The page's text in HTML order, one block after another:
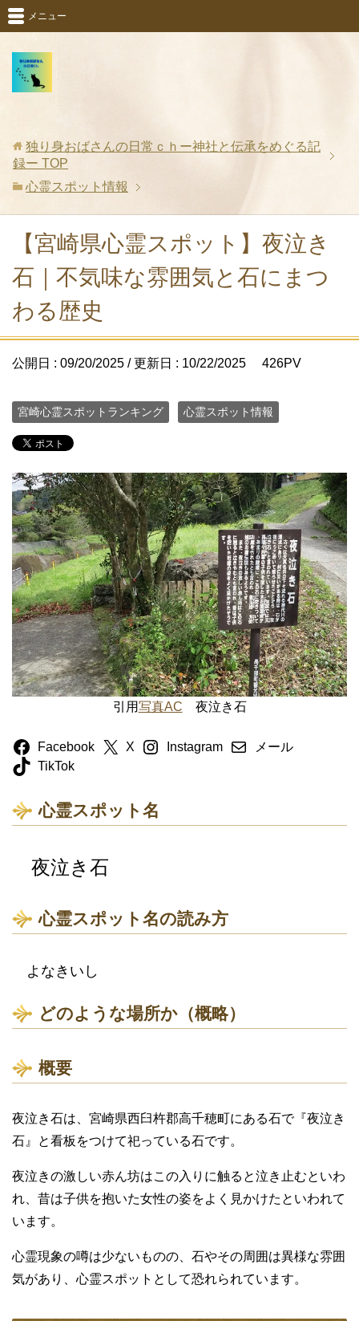
メニュー
独り身おばさんの日常ｃｈー神社と伝承をめぐる記
録ー TOP
心霊スポット情報
【宮崎県心霊スポット】夜泣き
石｜不気味な雰囲気と石にまつ
わる歴史
公開日 : 09/20/2025 / 更新日 : 10/22/2025 426PV
宮崎心霊スポットランキング 心霊スポット情報
引用写真AC 夜泣き石
Facebook X Instagram
メール
TikTok
心霊スポット名
夜泣き石
心霊スポット名の読み方
よなきいし
どのような場所か（概略）
概要
夜泣き石は、宮崎県西臼杵郡高千穂町にある石で『夜泣き
石』と看板をつけて祀っている石です。
夜泣きの激しい赤ん坊はこの入りに触ると泣き止むといわ
れ、昔は子供を抱いた女性の姿をよく見かけたといわれて
います。
心霊現象の噂は少ないものの、石やその周囲は異様な雰囲
気があり、心霊スポットとして恐れられています。